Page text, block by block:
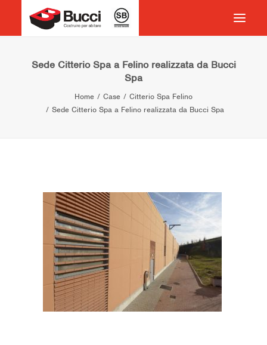
HOME
COSTRUIRE PER ABITARE
CHI SIAMO
NEWS
CONTATTI
VOCABOLARIO
RICERCA
Sede Citterio Spa a Felino realizzata da Bucci
Spa
Home Case
Citterio Spa Felino
Sede Citterio Spa a Felino realizzata da Bucci Spa